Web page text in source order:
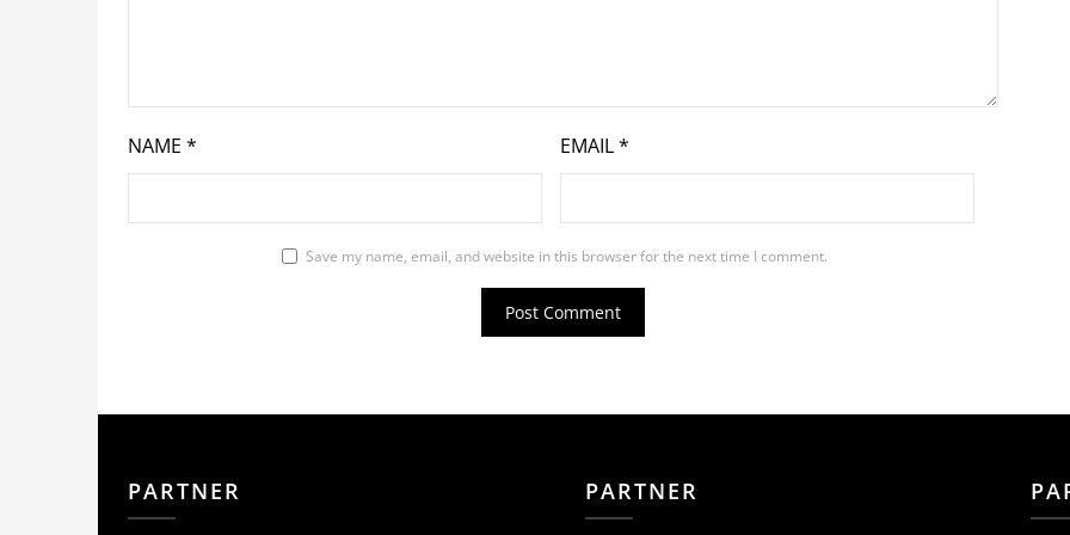
NAME * EMAIL*
Save my name, email, and website in this browser for the next time I comment.
PARTNER PARTNER